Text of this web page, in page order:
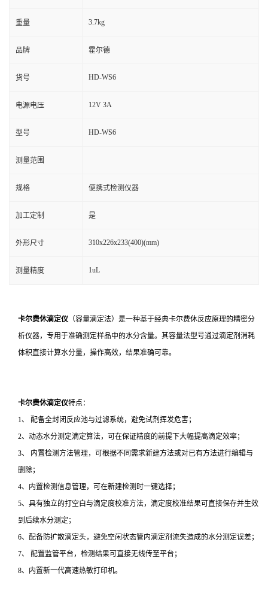
重量 3.7kg
品牌 霍尔德
货号 HD-WS6
电源电压 12V 3A
型号 HD-WS6
测量范围
规格 便携式检测仪器
加工定制 是
外形尺寸 310x226x233(400)(mm)
测量精度 1uL
卡尔费休滴定仪 （容量滴定法）是一种基于经典卡尔费休反应原理的精密分
析仪器，专用于准确测定样品中的水分含量。其容量法型号通过滴定剂消耗
体积直接计算水分量，操作高效，结果准确可靠。
卡尔费休滴定仪特点：
1、 配备全封闭反应池与过滤系统，避免试剂挥发危害；
2、动态水分测定滴定算法，可在保证精度的前提下大幅提高滴定效率；
3、 内置检测方法管理，可根据不同需求新建方法或对已有方法进行编辑与
删除；
4、内置检测信息管理，可在新建检测时一键选择；
5、具有独立的打空白与滴定度校准方法，滴定度校准结果可直接保存并生效
到后续水分测定；
6、配备防扩散滴定头，避免空闲状态管内滴定剂流失造成的水分测定误差；
7、 配置监管平台，检测结果可直接无线传至平台；
8、内置新一代高速热敏打印机。